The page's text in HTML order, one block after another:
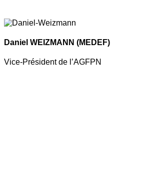
Daniel WEIZMANN (MEDEF)
Vice-Président de l’AGFPN